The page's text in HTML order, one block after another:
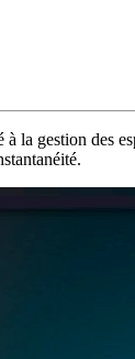
la gestion des